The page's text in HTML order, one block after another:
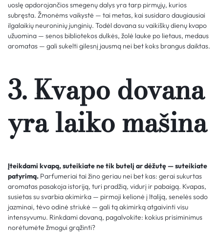
uoslę apdorojančios smegenų dalys yra tarp pirmųjų, kurios
subręsta. Žmonėms vaikystė — tai metas, kai susidaro daugiausiai
ilgalaikių neuroninių junginių. Todėl dovana su vaikiškų dienų kvapo
užuomina — senos bibliotekos dulkės, žolė lauke po lietaus, medaus
aromatas — gali sukelti gilesnį jausmą nei bet koks brangus daiktas.
3. Kvapo dovana
yra laiko mašina
Įteikdami kvapą, suteikiate ne tik butelį ar dėžutę — suteikiate
patyrimą. Parfumeriai tai žino geriau nei bet kas: gerai sukurtas
aromatas pasakoja istoriją, turi pradžią, vidurį ir pabaigą. Kvapas,
susietas su svarbia akimirka — pirmoji kelionė į Italiją, senelės sodo
jazminai, tėvo odinė striukė — gali tą akimirką atgaivinti visu
intensyvumu. Rinkdami dovaną, pagalvokite: kokius prisiminimus
norėtumėte žmogui grąžinti?